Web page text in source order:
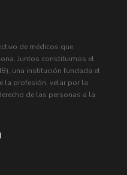
de médicos que
Juntos constituimos el
una institución fundada el
la profesión, velar por la
de las personas a la